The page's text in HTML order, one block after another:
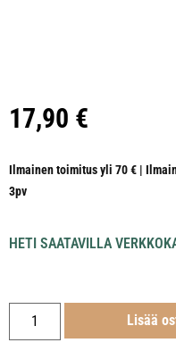
17,90 €
Ilmainen toimitus yli 70 € |
3pv
HETI SAATAVILLA
Lisää